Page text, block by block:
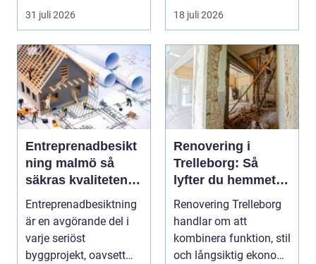
säljas billi...
31 juli 2026
fler vill sän...
18 juli 2026
Entreprenadbesikt
ning malmö så
säkras kvaliteten i
byggprojekt
Entreprenadbesiktning
är en avgörande del i
varje seriöst
byggprojekt, oavsett
Renovering i
Trelleborg: Så
lyfter du hemmet
på ett smart sätt
Renovering Trelleborg
handlar om att
kombinera funktion, stil
och långsiktig ekonomi